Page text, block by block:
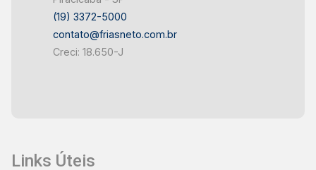
(19) 3372-5000
contato@friasneto.com.br
Creci: 18.650-J
Links Úteis